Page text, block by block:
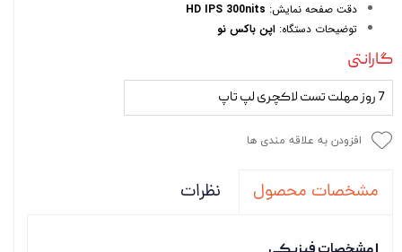
دقت صفحه نمایش: HD IPS 300nits
توضیحات دستگاه: اپن باکس نو
گارانتی
7 روز مهلت تست لاکچری لپ تاپ
افزودن به علاقه مندی ها
مشخصات محصول نظرات